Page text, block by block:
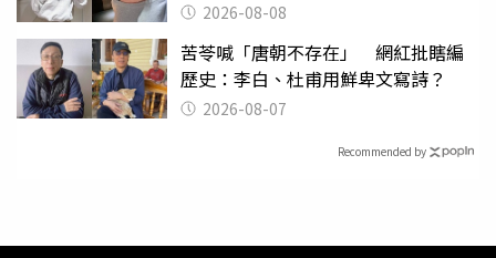
2026-08-08
苦苓喊「唐朝不存在」 網紅批瞎編
歷史：李白、杜甫用鮮卑文寫詩？
2026-08-07
Recommended by